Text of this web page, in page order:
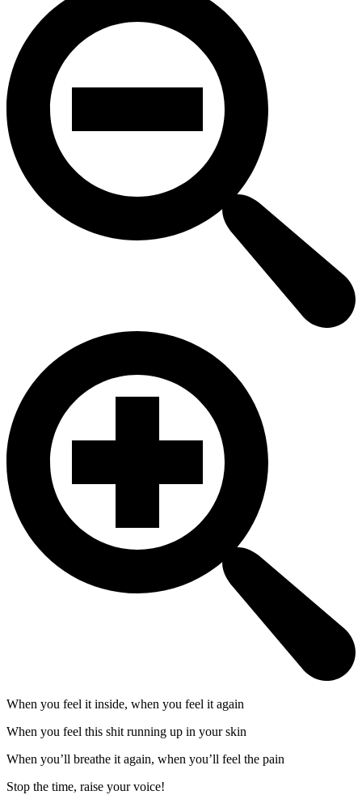
When you feel it inside, when you feel it again
When you feel this shit running up in your skin
When you’ll breathe it again, when you’ll feel the pain
Stop the time, raise your voice!